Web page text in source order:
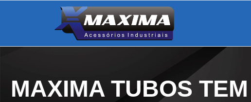
MAXIMA TUBOS